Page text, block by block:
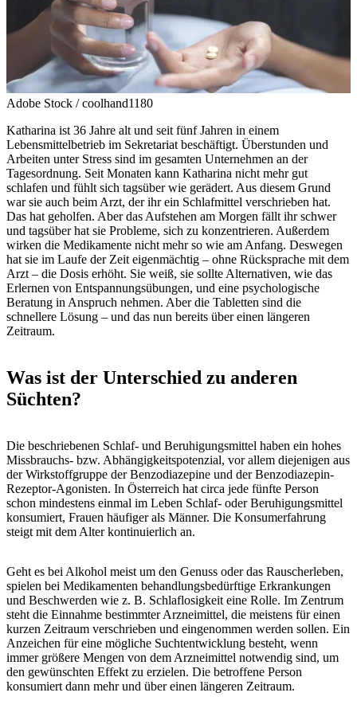
Adobe Stock / coolhand1180
Katharina ist 36 Jahre alt und seit fünf Jahren in einem
Lebensmittelbetrieb im Sekretariat beschäftigt. Überstunden und
Arbeiten unter Stress sind im gesamten Unternehmen an der
Tagesordnung. Seit Monaten kann Katharina nicht mehr gut
schlafen und fühlt sich tagsüber wie gerädert. Aus diesem Grund
war sie auch beim Arzt, der ihr ein Schlafmittel verschrieben hat.
Das hat geholfen. Aber das Aufstehen am Morgen fällt ihr schwer
und tagsüber hat sie Probleme, sich zu konzentrieren. Außerdem
wirken die Medikamente nicht mehr so wie am Anfang. Deswegen
hat sie im Laufe der Zeit eigenmächtig – ohne Rücksprache mit dem
Arzt – die Dosis erhöht. Sie weiß, sie sollte Alternativen, wie das
Erlernen von Entspannungsübungen, und eine psychologische
Beratung in Anspruch nehmen. Aber die Tabletten sind die
schnellere Lösung – und das nun bereits über einen längeren
Zeitraum.
Was ist der Unterschied zu anderen
Süchten?
Die beschriebenen Schlaf- und Beruhigungsmittel haben ein hohes
Missbrauchs- bzw. Abhängigkeitspotenzial, vor allem diejenigen aus
der Wirkstoffgruppe der Benzodiazepine und der Benzodiazepin-
Rezeptor-Agonisten. In Österreich hat circa jede fünfte Person
schon mindestens einmal im Leben Schlaf- oder Beruhigungsmittel
konsumiert, Frauen häufiger als Männer. Die Konsumerfahrung
steigt mit dem Alter kontinuierlich an.
Geht es bei Alkohol meist um den Genuss oder das Rauscherleben,
spielen bei Medikamenten behandlungsbedürftige Erkrankungen
und Beschwerden wie z. B. Schlaflosigkeit eine Rolle. Im Zentrum
steht die Einnahme bestimmter Arzneimittel, die meistens für einen
kurzen Zeitraum verschrieben und eingenommen werden sollen. Ein
Anzeichen für eine mögliche Suchtentwicklung besteht, wenn
immer größere Mengen von dem Arzneimittel notwendig sind, um
den gewünschten Effekt zu erzielen. Die betroffene Person
konsumiert dann mehr und über einen längeren Zeitraum.